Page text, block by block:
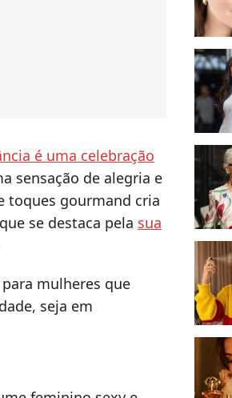
é uma celebração
sensação de alegria e
toques gourmand cria
se destaca pela sua
mulheres que
seja em